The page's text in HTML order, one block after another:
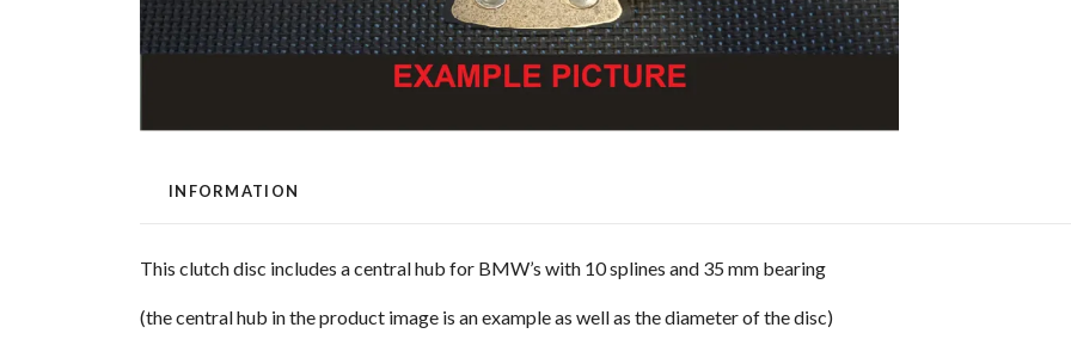
INFORMATION
This clutch disc includes a central hub for BMW’s with 10 splines and 35 mm bearing
(the central hub in the product image is an example as well as the diameter of the disc)